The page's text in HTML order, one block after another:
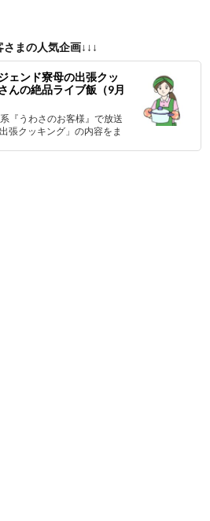
まの人気企画↓↓↓
ェンド寮母の出張クッ
んの絶品ライブ飯（9月
『うわさのお客様』で放送
張クッキング」の内容をま